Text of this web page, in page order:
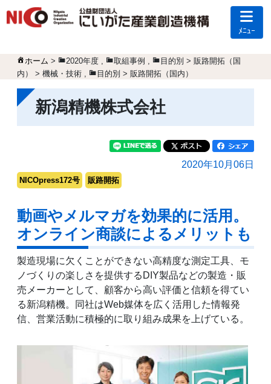
ﾒﾆｭｰ
ホーム > 2020年度 , 取組事例 ,
目的別 > 販路開拓（国
内） > 機械・技術 , 目的別 > 販路開拓（国内）
新潟精機株式会社
2020年10月06日
NICOpress172号 販路開拓
動画やメルマガを効果的に活用。
オンライン商談によるメリットも
製造現場に欠くことができない高精度な測定工具、モ
ノづくりの楽しさを提供するDIY製品などの製造・販
売メーカーとして、顧客から高い評価と信頼を得てい
る新潟精機。同社はWeb媒体を広く活用した情報発
信、営業活動に積極的に取り組み成果を上げている。